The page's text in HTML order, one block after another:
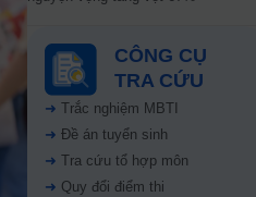
CÔNG CỤ
TRA CỨU
➜ Trắc nghiệm MBTI
➜ Đề án tuyển sinh
➜ Tra cứu tổ hợp môn
➜ Quy đổi điểm thi